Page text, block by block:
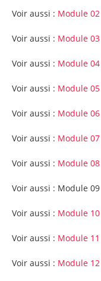
Voir aussi : Module 02
Voir aussi : Module 03
Voir aussi : Module 04
Voir aussi : Module 05
Voir aussi : Module 06
Voir aussi : Module 07
Voir aussi : Module 08
Voir aussi : Module 09
Voir aussi : Module 10
Voir aussi : Module 11
Voir aussi : Module 12